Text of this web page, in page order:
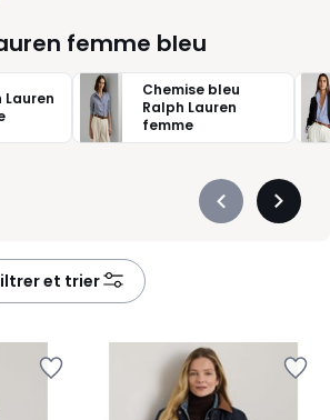
femme bleu
Lauren
Chemise bleu
Ralph Lauren
femme
Précédent
et trier